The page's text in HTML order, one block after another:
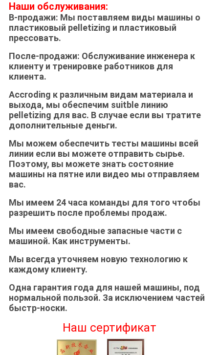
Наши обслуживания:
В-продажи: Мы поставляем виды машины о
пластиковый pelletizing и пластиковый
прессовать.
После-продажи: Обслуживание инженера к
клиенту и тренировке работников для
клиента.
Accroding к различным видам материала и
выхода, мы обеспечим suitble линию
pelletizing для вас. В случае если вы тратите
дополнительные деньги.
Мы можем обеспечить тесты машины всей
линии если вы можете отправить сырье.
Поэтому, вы можете знать состояние
машины на пятне или видео мы отправляем
вас.
Мы имеем 24 часа команды для того чтобы
разрешить после проблемы продаж.
Мы имеем свободные запасные части с
машиной. Как инструменты.
Мы всегда уточняем новую технологию к
каждому клиенту.
Одна гарантия года для нашей машины, под
нормальной пользой. За исключением частей
быстр-носки.
Наш сертификат